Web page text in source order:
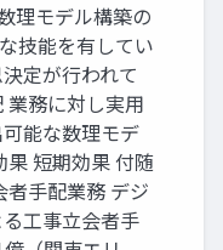
理モデル構築の
技能を有してい
定が行われて
業務に対し実用
能な数理モデ
果 短期効果 付随
手配業務 デジ
工事立会者手